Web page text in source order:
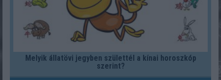
Melyik állatövi jegyben születtél a kínai horoszkóp
szerint?